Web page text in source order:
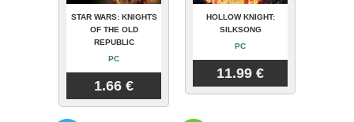
STAR WARS: KNIGHTS
OF THE OLD
REPUBLIC
PC
1.66 €
HOLLOW KNIGHT:
SILKSONG
PC
11.99 €